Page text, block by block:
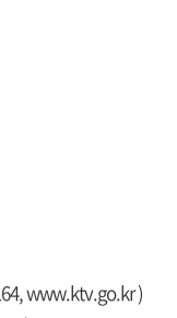
www.ktv.go.kr)